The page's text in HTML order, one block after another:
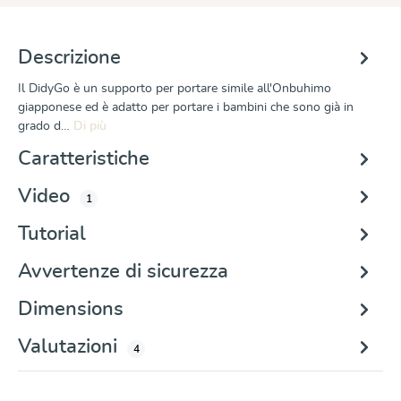
Descrizione
Il DidyGo è un supporto per portare simile all'Onbuhimo
giapponese ed è adatto per portare i bambini che sono già in
grado d… Di più
Caratteristiche
Video
1
Tutorial
Avvertenze di sicurezza
Dimensions
Valutazioni
4